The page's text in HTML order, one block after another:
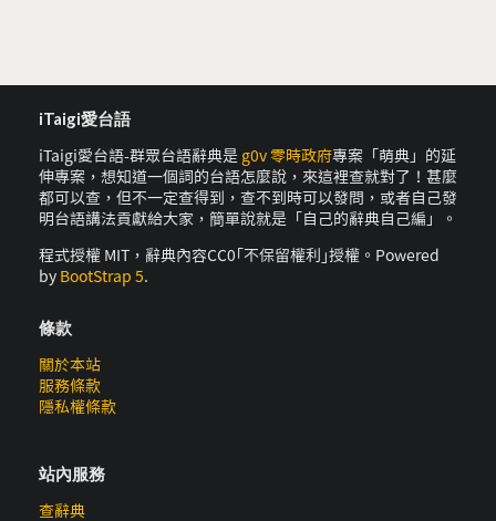
iTaigi愛台語
iTaigi愛台語-群眾台語辭典是 g0v 零時政府專案「萌典」的延
伸專案，想知道一個詞的台語怎麼說，來這裡查就對了！甚麼
都可以查，但不一定查得到，查不到時可以發問，或者自己發
明台語講法貢獻給大家，簡單說就是「自己的辭典自己編」。
程式授權 MIT，辭典內容CC0｢不保留權利｣授權。Powered
by BootStrap 5.
條款
關於本站
服務條款
隱私權條款
站內服務
查辭典